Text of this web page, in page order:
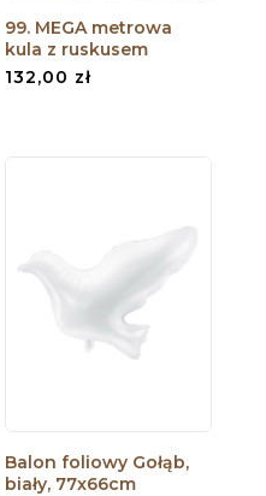
99. MEGA metrowa
kula z ruskusem
132,00 zł
Balon foliowy Gołąb,
biały, 77x66cm